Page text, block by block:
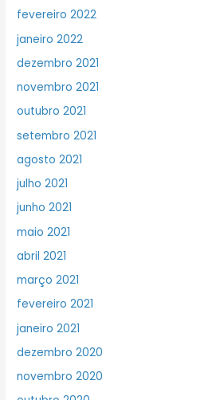
fevereiro 2022
janeiro 2022
dezembro 2021
novembro 2021
outubro 2021
setembro 2021
agosto 2021
julho 2021
junho 2021
maio 2021
abril 2021
março 2021
fevereiro 2021
janeiro 2021
dezembro 2020
novembro 2020